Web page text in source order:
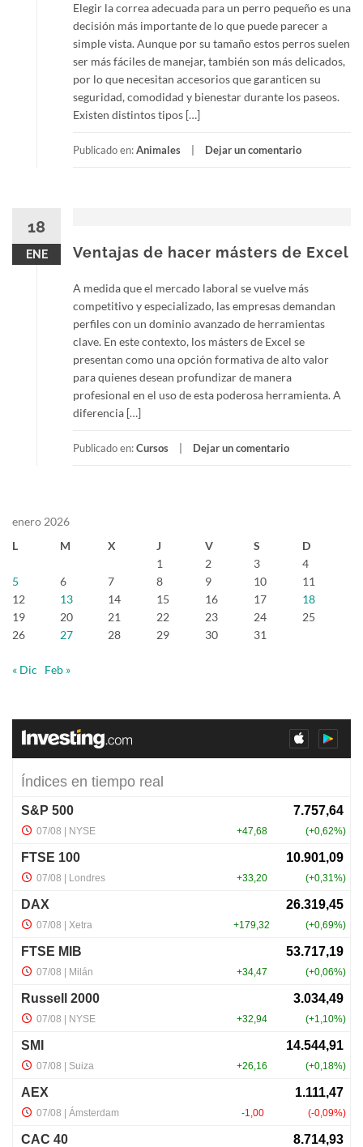
Elegir la correa adecuada para un perro pequeño es una
decisión más importante de lo que puede parecer a
simple vista. Aunque por su tamaño estos perros suelen
ser más fáciles de manejar, también son más delicados,
por lo que necesitan accesorios que garanticen su
seguridad, comodidad y bienestar durante los paseos.
Existen distintos tipos […]
Publicado en:Animales Dejar un comentario
18
ENE Ventajas de hacer másters de Excel
A medida que el mercado laboral se vuelve más
competitivo y especializado, las empresas demandan
perfiles con un dominio avanzado de herramientas
clave. En este contexto, los másters de Excel se
presentan como una opción formativa de alto valor
para quienes desean profundizar de manera
profesional en el uso de esta poderosa herramienta. A
diferencia […]
Publicado en:Cursos Dejar un comentario
enero 2026
L
M X J V S
D
1
2 3
4
5
6 7 8 9 10
11
12
13 14 15 16 17
18
19
20 21 22 23 24
25
26
27 28 29 30 31
« Dic Feb »